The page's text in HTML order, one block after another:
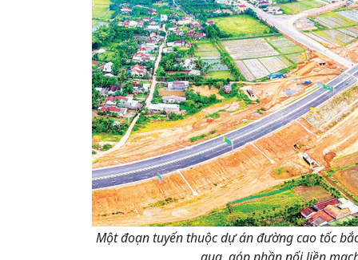
Một đoạn tuyến thuộc dự án đường cao tốc